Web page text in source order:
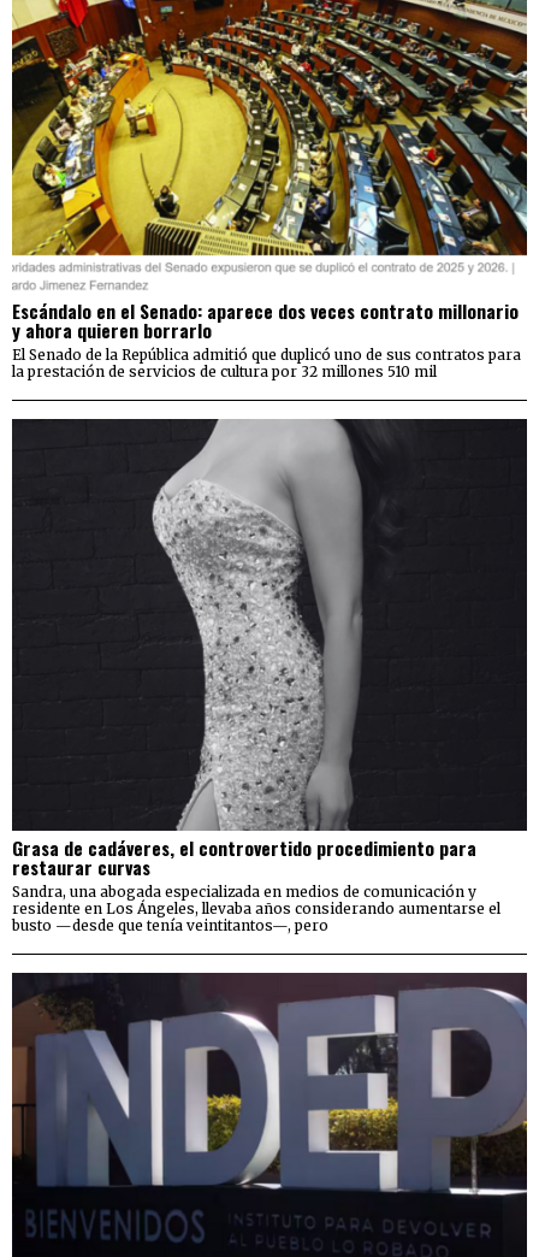
Escándalo en el Senado: aparece dos veces contrato millonario
y ahora quieren borrarlo
El Senado de la República admitió que duplicó uno de sus contratos para
la prestación de servicios de cultura por 32 millones 510 mil
Grasa de cadáveres, el controvertido procedimiento para
restaurar curvas
Sandra, una abogada especializada en medios de comunicación y
residente en Los Ángeles, llevaba años considerando aumentarse el
busto —desde que tenía veintitantos—, pero